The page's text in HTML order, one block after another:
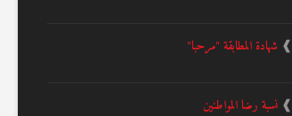
شهادة المطابقة "مرحبا"
نسبة رضا المواطنين